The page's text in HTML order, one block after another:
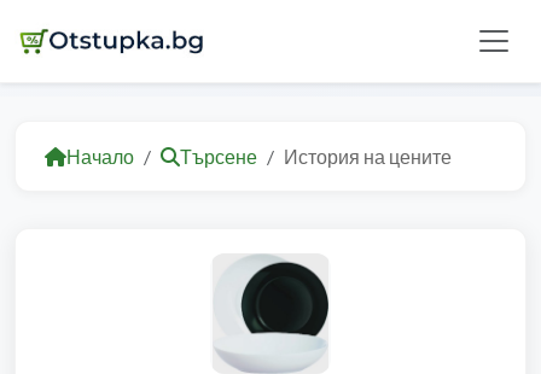
Начало Търсене История на цените